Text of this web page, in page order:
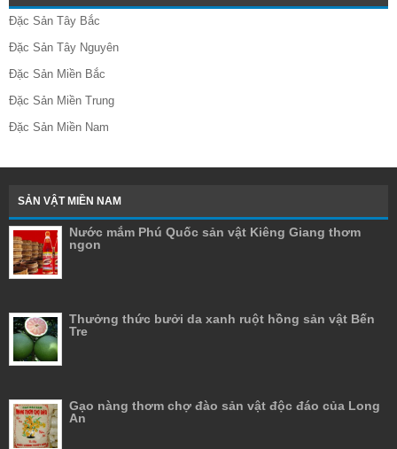
Đặc Sản Tây Bắc
Đặc Sản Tây Nguyên
Đặc Sản Miền Bắc
Đặc Sản Miền Trung
Đặc Sản Miền Nam
SẢN VẬT MIỀN NAM
Nước mắm Phú Quốc sản vật Kiêng Giang thơm
ngon
Thưởng thức bưởi da xanh ruột hồng sản vật Bến
Tre
Gạo nàng thơm chợ đào sản vật độc đáo của Long
An